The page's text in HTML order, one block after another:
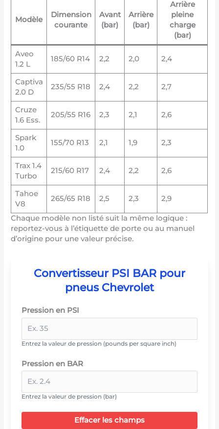
Modèle
Dimension
courante
Avant
(bar)
Arrière
(bar)
Arrière
pleine
charge
(bar)
Aveo
1.2 L
185/60 R14 2,2 2,0 2,4
Captiva
2.0 D
235/55 R18 2,4 2,2 2,7
Cruze
1.6 Ess.
205/55 R16 2,3 2,1 2,6
Spark
1.0
155/70 R13 2,1 1,9 2,3
Trax 1.4
Turbo
215/60 R17 2,4 2,2 2,6
Tahoe
V8
265/65 R18 2,5 2,3 2,9
Chaque modèle non listé suit la même logique :
reportez-vous à l’étiquette de porte ou au manuel
d’origine pour une valeur précise.
Convertisseur PSI BAR pour
pneus Chevrolet
Pression en PSI
Entrez la valeur de pression (pounds per square inch)
Pression en BAR
Entrez la valeur de pression (bar)
Effacer les champs